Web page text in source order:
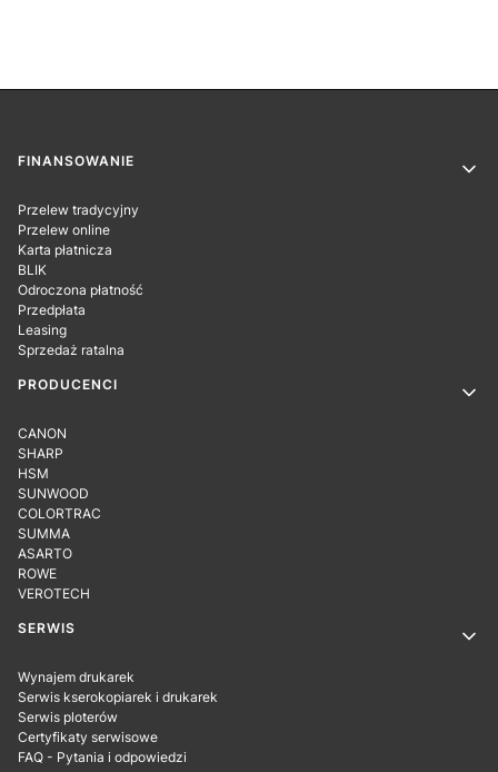
Linki w stopce
FINANSOWANIE
Przelew tradycyjny
Przelew online
Karta płatnicza
BLIK
Odroczona płatność
Przedpłata
Leasing
Sprzedaż ratalna
PRODUCENCI
CANON
SHARP
HSM
SUNWOOD
COLORTRAC
SUMMA
ASARTO
ROWE
VEROTECH
SERWIS
Wynajem drukarek
Serwis kserokopiarek i drukarek
Serwis ploterów
Certyfikaty serwisowe
FAQ - Pytania i odpowiedzi